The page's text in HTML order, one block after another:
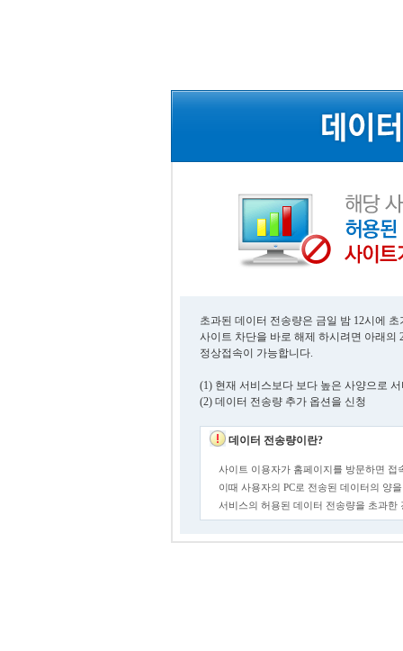
초과된 데이터 전송량은 금일 밤 12시에
사이트 차단을 바로 해제 하시려면 아래의
정상접속이 가능합니다.
(1) 현재 서비스보다 보다 높은 사양으로
(2) 데이터 전송량 추가 옵션을 신청
데이터 전송량이란?
사이트 이용자가 홈페이지를 방문하면 접
이때 사용자의 PC로 전송된 데이터의 양
서비스의 허용된 데이터 전송량을 초과